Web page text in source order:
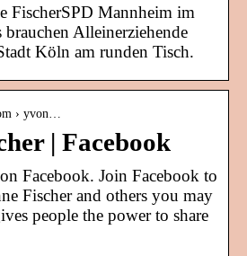
Fischer‎SPD Mannheim im
brauchen Alleinerziehende
Köln am runden Tisch.
› yvon…
| Facebook
Facebook. Join Facebook to
Fischer and others you may
people the power to share